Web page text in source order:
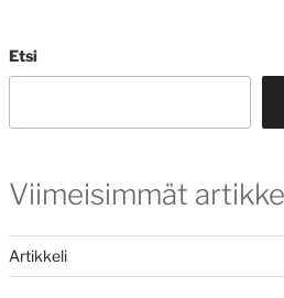
Etsi
Viimeisimmät
Artikkeli